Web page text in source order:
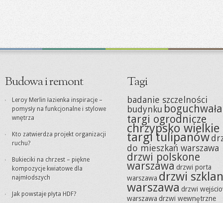
Budowa i remont
Leroy Merlin łazienka inspiracje –
pomysły na funkcjonalne i stylowe
wnętrza
Kto zatwierdza projekt organizacji
ruchu?
Bukieciki na chrzest – piękne
kompozycje kwiatowe dla
najmłodszych
Jak powstaje płyta HDF?
Tagi
badanie szczelności
budynku boguchwała
targi ogrodnicze
chrzypsko wielkie
targi tulipanów
do mieszkań warszawa
drzwi polskone
warszawa drzwi porta
warszawa drzwi
warszawa drzwi
warszawa drzwi wewnętrzne